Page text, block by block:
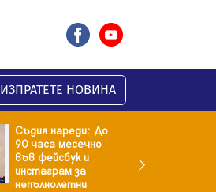
ИЗПРАТЕТЕ НОВИНА
Съдия нареди: До
90 часа месечно
във фейсбук и
инстаграм за
непълнолетни